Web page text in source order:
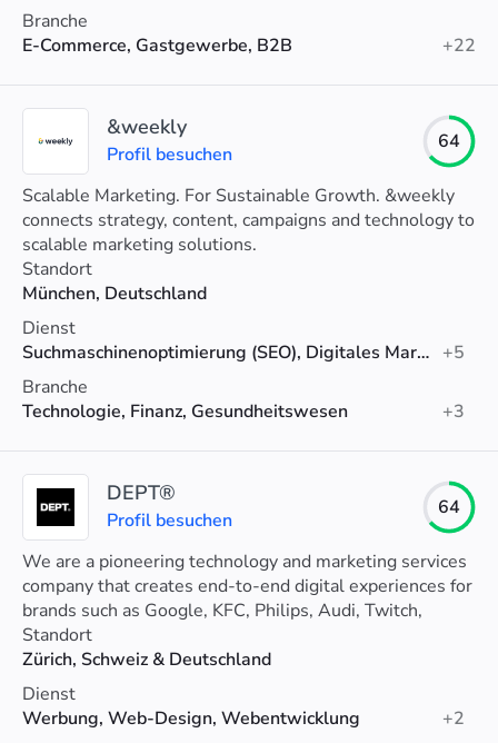
Branche
E-Commerce, Gastgewerbe, B2B
+22
&weekly
Profil besuchen
64
Scalable Marketing. For Sustainable Growth. &weekly
connects strategy, content, campaigns and technology to
scalable marketing solutions.
Standort
München, Deutschland
Dienst
Suchmaschinenoptimierung (SEO), Digitales Marketing, Content-Marketing +5
Branche
Technologie, Finanz, Gesundheitswesen
+3
DEPT®
Profil besuchen
64
We are a pioneering technology and marketing services
company that creates end-to-end digital experiences for
brands such as Google, KFC, Philips, Audi, Twitch,
Patagonia, eBay and more.
Standort
Zürich, Schweiz & Deutschland
Dienst
Werbung, Web-Design, Webentwicklung
+2